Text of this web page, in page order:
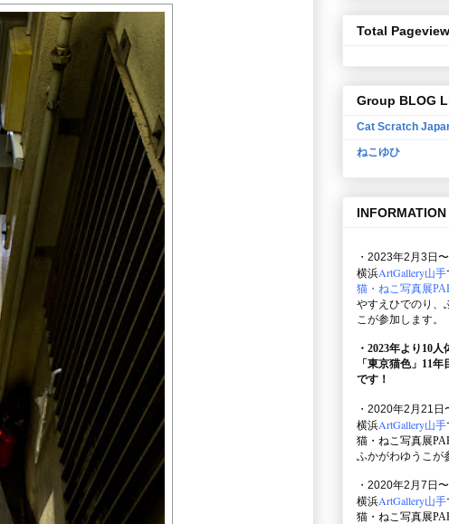
Total
Group BLOG
Cat Scratch
ねこゆひ
INFORMATION
・2023年2月3日
横浜ArtGallery山手
猫・ねこ写真展
やすえひでのり、
こが参加します。
・2023年より10
「東京猫色」 11年
です！
・2020年2月21日
横浜ArtGallery山手
猫・ねこ写真展
ふかがわゆうこが
・2020年2月7日
横浜ArtGallery山手
猫・ねこ写真展